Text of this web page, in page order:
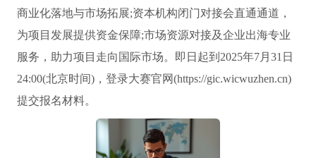
商业化落地与市场拓展;资本机构闭门对接会直通通道，
为项目发展提供资金保障;市场资源对接及企业出海专业
服务，助力项目走向国际市场。即日起到2025年7月31日
24:00(北京时间)，登录大赛官网(https://gic.wicwuzhen.cn)
提交报名材料。